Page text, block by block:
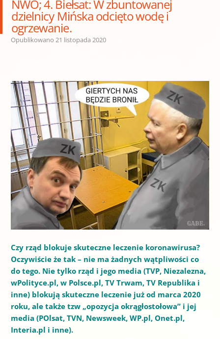
NWO; 4. Biełsat: W zbuntowanej
dzielnicy Mińska odcięto wodę i
ogrzewanie.
Opublikowano 21 listopada 2020
Czy rząd blokuje skuteczne leczenie koronawirusa?
Oczywiście że tak – nie ma żadnych wątpliwości co
do tego. Nie tylko rząd i jego media (TVP, Niezalezna,
wPolityce.pl, w Polsce.pl, TV Trwam, TV Republika i
inne) blokują skuteczne leczenie już od marca 2020
roku, ale także tzw „opozycja okrągłostołowa” i jej
media (POlsat, TVN, Newsweek, WP.pl, Onet.pl,
Interia.pl i inne).